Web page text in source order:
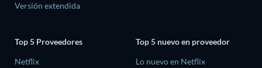
Versión extendida
Top 5 Proveedores
Netflix
Top 5 nuevo en proveedor
Lo nuevo en Netflix